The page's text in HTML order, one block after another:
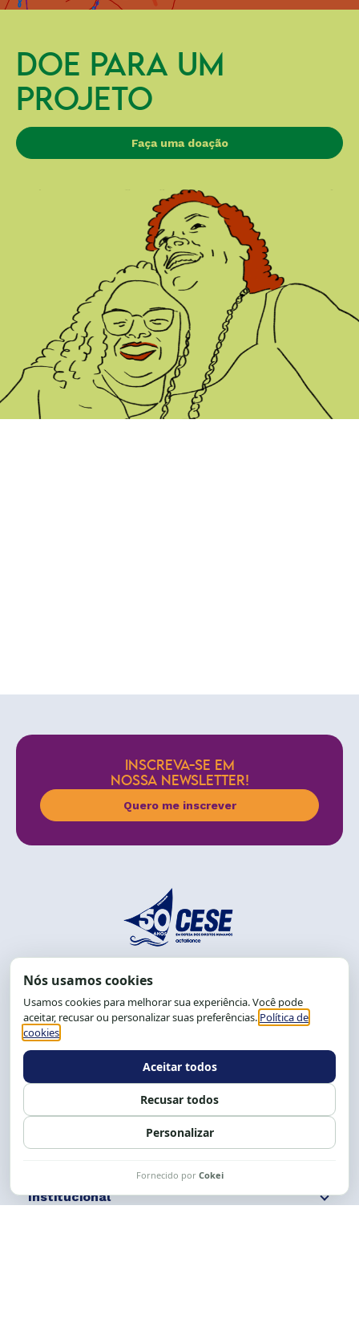
DOE PARA UM
PROJETO
Faça uma doação
INSCREVA-SE EM
NOSSA NEWSLETTER!
Quero me inscrever
End.: R. da Graça, 150. Graça
CEP: 40.150-055
Salvador-BA, Brasil.
Tel.: (71) 2104-5457, Cel.: (71) 9 9239-2104 ou 2105
Expediente: 8h às 12h e 13 às 17h.
Siga nossas redes Fale conosco
Institucional